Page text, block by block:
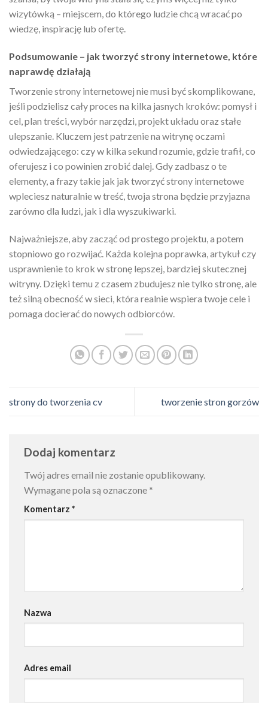
wizytówką – miejscem, do którego ludzie chcą wracać po
wiedzę, inspirację lub ofertę.
Podsumowanie – jak tworzyć strony internetowe, które
naprawdę działają
Tworzenie strony internetowej nie musi być skomplikowane,
jeśli podzielisz cały proces na kilka jasnych kroków: pomysł i
cel, plan treści, wybór narzędzi, projekt układu oraz stałe
ulepszanie. Kluczem jest patrzenie na witrynę oczami
odwiedzającego: czy w kilka sekund rozumie, gdzie trafił, co
oferujesz i co powinien zrobić dalej. Gdy zadbasz o te
elementy, a frazy takie jak jak tworzyć strony internetowe
wpleciesz naturalnie w treść, twoja strona będzie przyjazna
zarówno dla ludzi, jak i dla wyszukiwarki.
Najważniejsze, aby zacząć od prostego projektu, a potem
stopniowo go rozwijać. Każda kolejna poprawka, artykuł czy
usprawnienie to krok w stronę lepszej, bardziej skutecznej
witryny. Dzięki temu z czasem zbudujesz nie tylko stronę, ale
też silną obecność w sieci, która realnie wspiera twoje cele i
pomaga docierać do nowych odbiorców.
strony do tworzenia cv tworzenie stron gorzów
Dodaj komentarz
Twój adres email nie zostanie opublikowany.
Wymagane pola są oznaczone *
Komentarz *
Nazwa
Adres email